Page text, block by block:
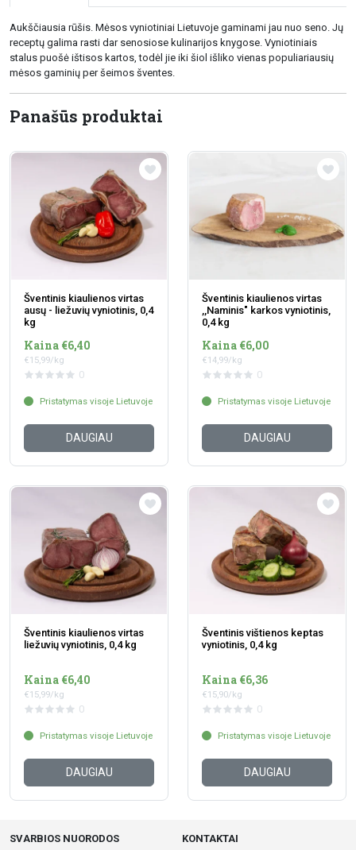
Aukščiausia rūšis. Mėsos vyniotiniai Lietuvoje gaminami jau nuo seno. Jų
receptų galima rasti dar senosiose kulinarijos knygose. Vyniotiniais
stalus puošė ištisos kartos, todėl jie iki šiol išliko vienas populiariausių
mėsos gaminių per šeimos šventes.
Panašūs produktai
Šventinis kiaulienos virtas
ausų - liežuvių vyniotinis, 0,4
kg
Kaina €6,40
€15,99/kg
0
Pristatymas visoje Lietuvoje
DAUGIAU
Šventinis kiaulienos virtas
,,Naminis" karkos vyniotinis,
0,4 kg
Kaina €6,00
€14,99/kg
0
Pristatymas visoje Lietuvoje
DAUGIAU
Šventinis kiaulienos virtas
liežuvių vyniotinis, 0,4 kg
Kaina €6,40
€15,99/kg
0
Pristatymas visoje Lietuvoje
DAUGIAU
Šventinis vištienos keptas
vyniotinis, 0,4 kg
Kaina €6,36
€15,90/kg
0
Pristatymas visoje Lietuvoje
DAUGIAU
SVARBIOS NUORODOS KONTAKTAI